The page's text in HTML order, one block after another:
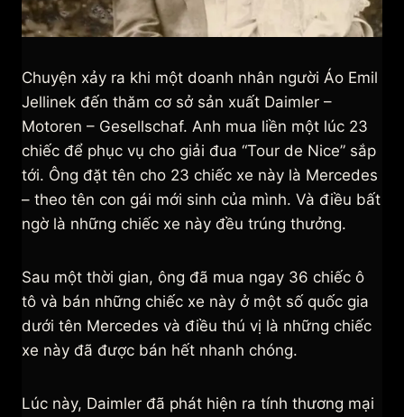
Chuyện xảy ra khi một doanh nhân người Áo Emil
Jellinek đến thăm cơ sở sản xuất Daimler –
Motoren – Gesellschaf. Anh mua liền một lúc 23
chiếc để phục vụ cho giải đua “Tour de Nice” sắp
tới. Ông đặt tên cho 23 chiếc xe này là Mercedes
– theo tên con gái mới sinh của mình. Và điều bất
ngờ là những chiếc xe này đều trúng thưởng.
Sau một thời gian, ông đã mua ngay 36 chiếc ô
tô và bán những chiếc xe này ở một số quốc gia
dưới tên Mercedes và điều thú vị là những chiếc
xe này đã được bán hết nhanh chóng.
Lúc này, Daimler đã phát hiện ra tính thương mại